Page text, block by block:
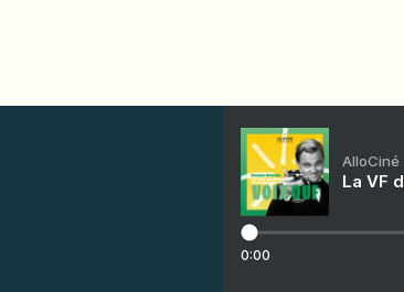
AlloCiné
La VF
0:00